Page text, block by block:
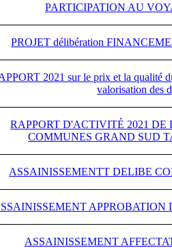
PARTICIPATION AU
PROJET délibération
2021 sur le prix et la qualité
valorisation des
RAPPORT D'ACTIVITÉ 2021
COMMUNES GRAND SUD
ASSAINISSEMENTT DELIBE
APPROBATION
ASSAINISSEMENT